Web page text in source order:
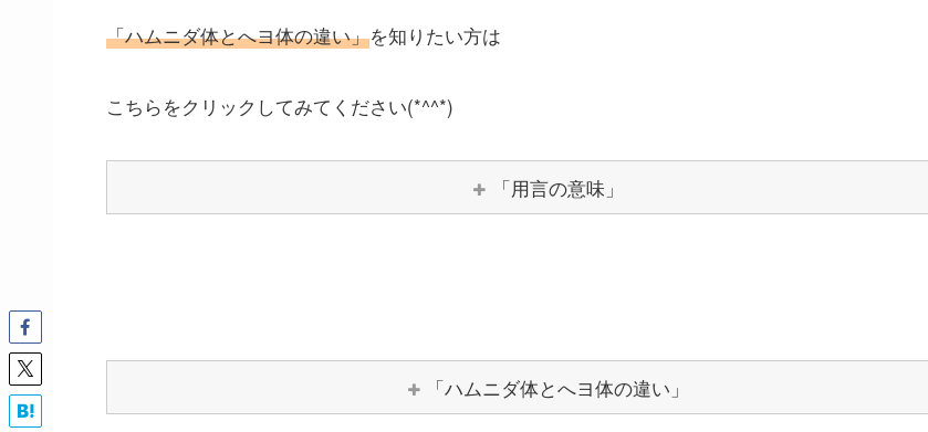
「ハムニダ体とへヨ体の違い」を知りたい方は
こちらをクリックしてみてください(*^^*)
「用言の意味」
「ハムニダ体とへヨ体の違い」